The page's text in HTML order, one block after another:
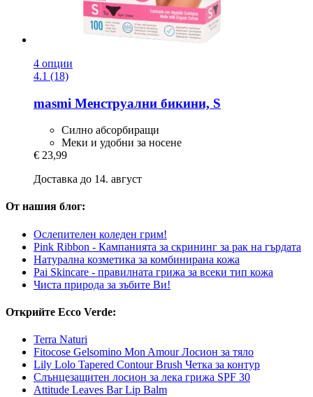
4 опции
4.1 (18)
masmi Менструални бикини, S
Силно абсорбиращи
Меки и удобни за носене
€ 23,99
Доставка до 14. август
От нашия блог:
Ослепителен коледен грим!
Pink Ribbon - Кампанията за скрининг за рак на гърдата
Натурална козметика за комбинирана кожа
Pai Skincare - правилната грижа за всеки тип кожа
Чиста природа за зъбите Ви!
Открийте Ecco Verde:
Terra Naturi
Fitocose Gelsomino Mon Amour Лосион за тяло
Lily Lolo Tapered Contour Brush Четка за контур
Слънцезащитен лосион за лека грижа SPF 30
Attitude Leaves Bar Lip Balm